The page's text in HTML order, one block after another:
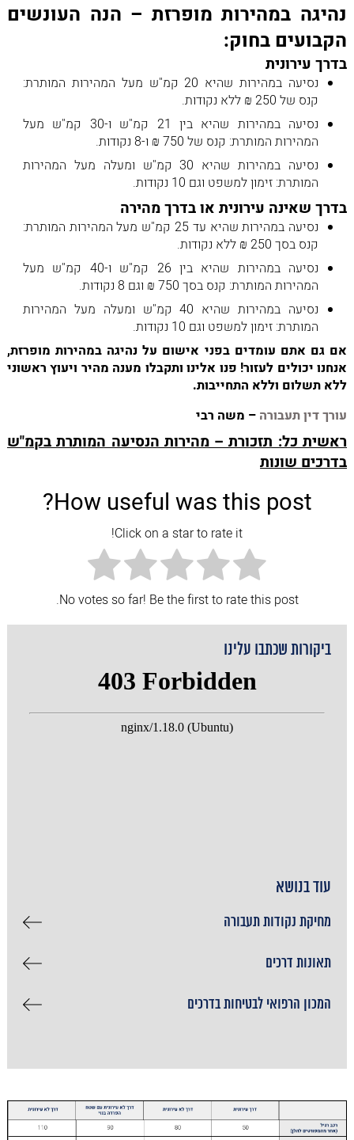
נהיגה במהירות מופרזת – הנה העונשים
הקבועים בחוק:
בדרך עירונית
נסיעה במהירות שהיא 20 קמ"ש מעל המהירות המותרת:
קנס של 250 ₪ ללא נקודות.
נסיעה במהירות שהיא בין 21 קמ"ש ו-30 קמ"ש מעל
המהירות המותרת: קנס של 750 ₪ ו-8 נקודות.
נסיעה במהירות שהיא 30 קמ"ש ומעלה מעל המהירות
המותרת: זימון למשפט וגם 10 נקודות.
בדרך שאינה עירונית או בדרך מהירה
נסיעה במהירות שהיא עד 25 קמ"ש מעל המהירות המותרת:
קנס בסך 250 ₪ ללא נקודות.
נסיעה במהירות שהיא בין 26 קמ"ש ו-40 קמ"ש מעל
המהירות המותרת: קנס בסך 750 ₪ וגם 8 נקודות.
נסיעה במהירות שהיא 40 קמ"ש ומעלה מעל המהירות
המותרת: זימון למשפט וגם 10 נקודות.
אם גם אתם עומדים בפני אישום על נהיגה במהירות מופרזת,
אנחנו יכולים לעזור! פנו אלינו ותקבלו מענה מהיר ויעוץ ראשוני
ללא תשלום וללא התחייבות.
עורך דין תעבורה – משה רבי
ראשית כל: תזכורת – מהירות הנסיעה המותרת בקמ"ש
בדרכים שונות
How useful was this post?
Click on a star to rate it!
No votes so far! Be the first to rate this post.
ביקורות שכתבו עלינו
עוד בנושא
מחיקת נקודות תעבורה
תאונות דרכים
המכון הרפואי לבטיחות בדרכים